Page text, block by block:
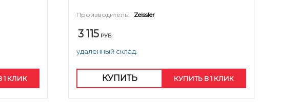
1 КЛИК
Производитель: Zeissler
3 115 РУБ.
удаленный склад.
КУПИТЬ КУПИТЬ В 1 КЛИК